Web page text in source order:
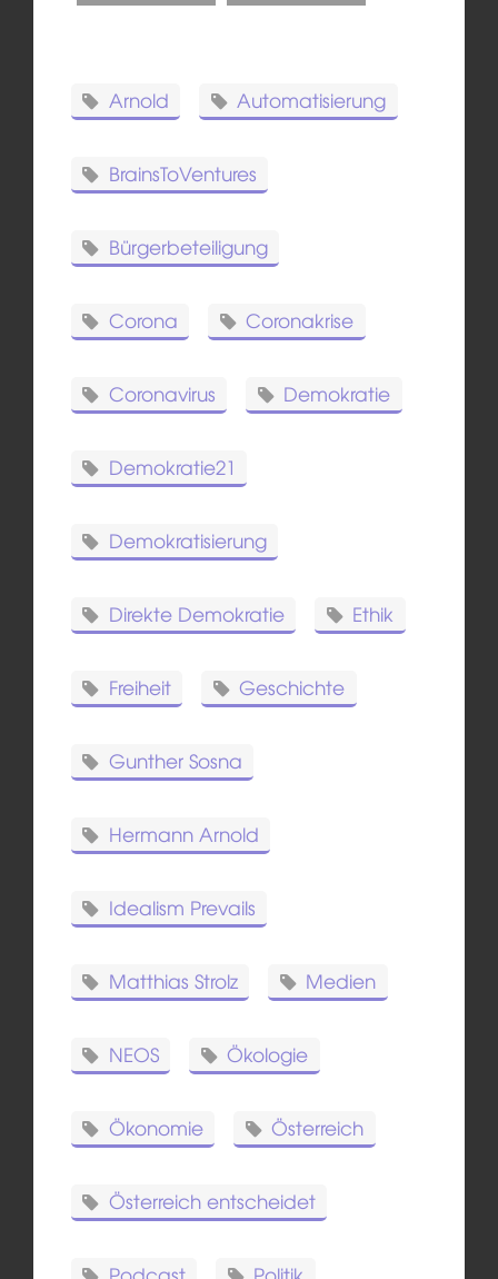
Arnold Automatisierung
BrainsToVentures
Bürgerbeteiligung
Corona Coronakrise
Coronavirus Demokratie
Demokratie21
Demokratisierung
Direkte Demokratie Ethik
Freiheit Geschichte
Gunther Sosna
Hermann Arnold
Idealism Prevails
Matthias Strolz Medien
NEOS Ökologie
Ökonomie Österreich
Österreich entscheidet